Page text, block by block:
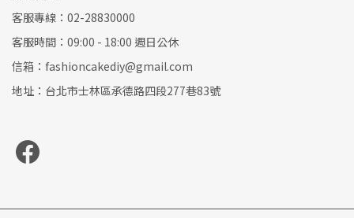
客服專線：02-28830000
客服時間：09:00 - 18:00 週日公休
信箱：fashioncakediy@gmail.com
地址：台北市士林區承德路四段277巷83號